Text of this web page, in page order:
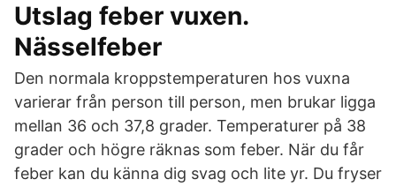
Utslag feber vuxen.
Nässelfeber
Den normala kroppstemperaturen hos vuxna
varierar från person till person, men brukar ligga
mellan 36 och 37,8 grader. Temperaturer på 38
grader och högre räknas som feber. När du får
feber kan du känna dig svag och lite yr. Du fryser